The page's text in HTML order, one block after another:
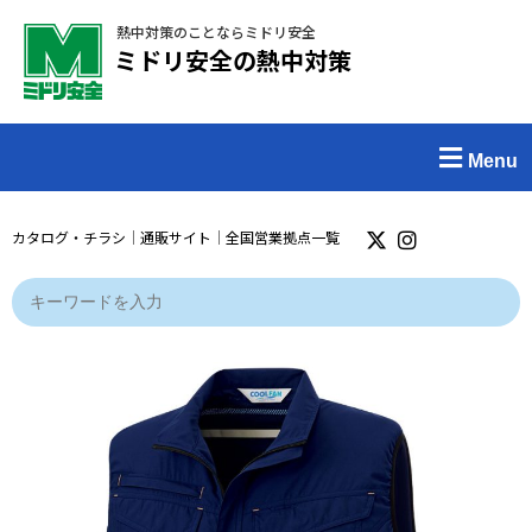
熱中対策のことならミドリ安全
ミドリ安全の熱中対策
Menu
カタログ・チラシ ｜ 通販サイト ｜ 全国営業拠点一覧